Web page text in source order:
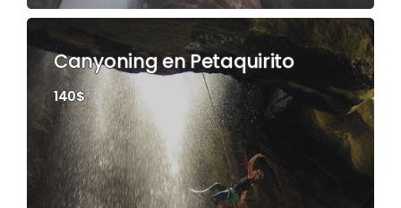
Canyoning en Petaquirito
140$